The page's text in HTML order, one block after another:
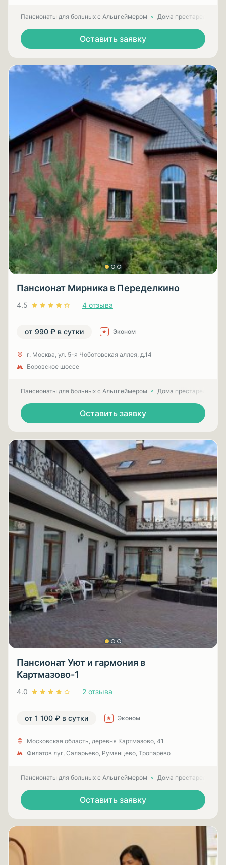
Пансионаты для больных с Альцгеймером Дома престарелых
Оставить заявку
Пансионат Мирника в Переделкино
4.5 4 отзыва
от 990 ₽ в сутки Эконом
г. Москва, ул. 5-я Чоботовская аллея, д.14
Боровское шоссе
Пансионаты для больных с Альцгеймером Дома престарелых
Оставить заявку
Пансионат Уют и гармония в
Картмазово-1
4.0 2 отзыва
от 1 100 ₽ в сутки Эконом
Московская область, деревня Картмазово, 41
Филатов луг, Саларьево, Румянцево, Тропарёво
Пансионаты для больных с Альцгеймером Дома престарелых
Оставить заявку